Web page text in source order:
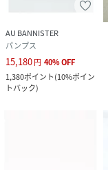
AU BANNISTER
パンプス
15,180円 40%OFF
1,380ポイント(10%ポイン
トバック)